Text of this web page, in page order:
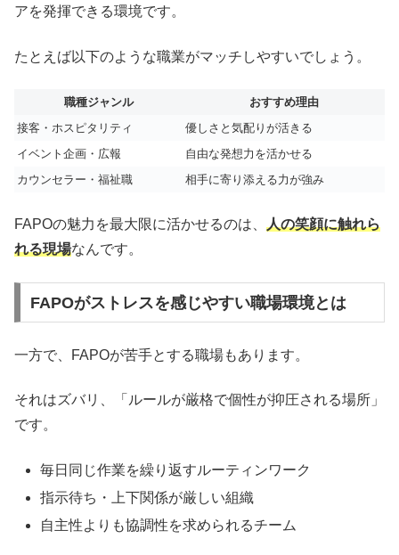
アを発揮できる環境です。
たとえば以下のような職業がマッチしやすいでしょう。
職種ジャンル
おすすめ理由
接客・ホスピタリティ
優しさと気配りが活きる
イベント企画・広報
自由な発想力を活かせる
カウンセラー・福祉職
相手に寄り添える力が強み
FAPOの魅力を最大限に活かせるのは、 人の笑顔に触れら
れる現場なんです。
FAPOがストレスを感じやすい職場環境とは
一方で、FAPOが苦手とする職場もあります。
それはズバリ、「ルールが厳格で個性が抑圧される場所」
です。
毎日同じ作業を繰り返すルーティンワーク
指示待ち・上下関係が厳しい組織
自主性よりも協調性を求められるチーム